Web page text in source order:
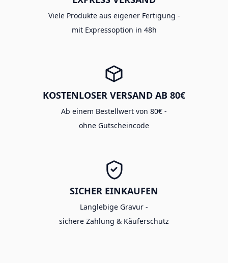
Viele Produkte aus eigener Fertigung -
mit Expressoption in 48h
KOSTENLOSER VERSAND AB 80€
Ab einem Bestellwert von 80€ -
ohne Gutscheincode
SICHER EINKAUFEN
Langlebige Gravur -
sichere Zahlung & Käuferschutz